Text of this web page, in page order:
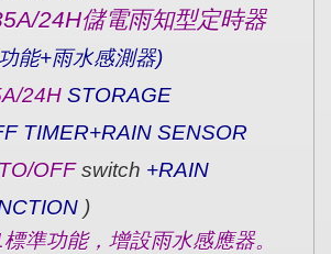
24H儲電雨知型定時器
能+雨水感測器)
24HSTORAGE
TIMER+RAIN SENSOR
OFF switch +RAIN
)
標準功能，增設雨水感應器。